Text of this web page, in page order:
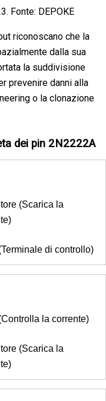
Fonte: DEPOKE
riconoscano che la
dalla sua
la suddivisione
prevenire danni alla
o la clonazione
dei pin 2N2222A
(Scarica la
di controllo)
la corrente)
(Scarica la